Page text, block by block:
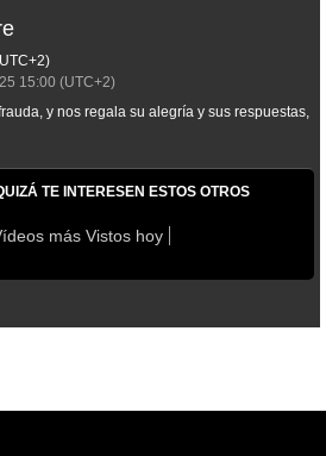
15:00 (UTC+2)
y nos regala su alegría y sus respuestas,
TE INTERESEN ESTOS OTROS
más Vistos hoy